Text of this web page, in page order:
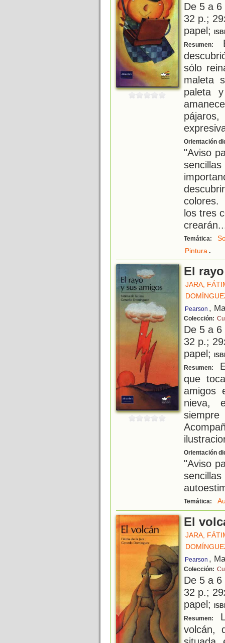
De 5 a
32 p.;
papel;
Resumen:
sólo
maleta
paleta
Orientación
"Aviso
colores.
los tres
crearán
Temática:
Pintura.
El
JARA,
Pearson ,
Colección:
De 5 a
32 p.;
papel;
Resumen:
que
amigos
nieva,
Orientación
"Aviso
Temática:
El
JARA,
Pearson ,
Colección:
De 5 a
32 p.;
papel;
Resumen:
volcán,